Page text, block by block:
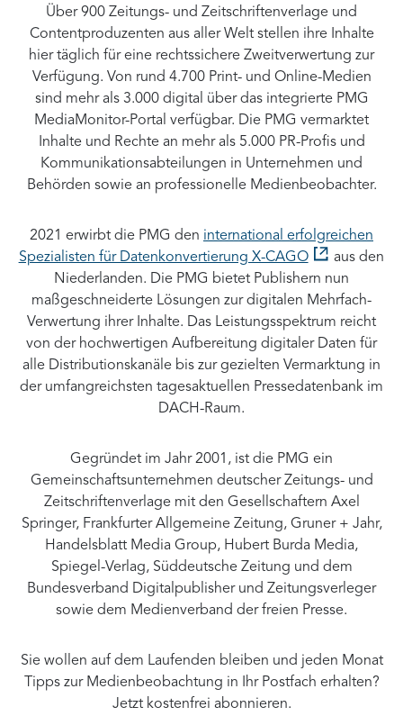
Über 900 Zeitungs- und Zeitschriftenverlage und
Contentproduzenten aus aller Welt stellen ihre Inhalte
hier täglich für eine rechtssichere Zweitverwertung zur
Verfügung. Von rund 4.700 Print- und Online-Medien
sind mehr als 3.000 digital über das integrierte PMG
MediaMonitor-Portal verfügbar. Die PMG vermarktet
Inhalte und Rechte an mehr als 5.000 PR-Profis und
Kommunikationsabteilungen in Unternehmen und
Behörden sowie an professionelle Medienbeobachter.
2021 erwirbt die PMG den international erfolgreichen
Spezialisten für Datenkonvertierung X-CAGO
aus den
Niederlanden. Die PMG bietet Publishern nun
maßgeschneiderte Lösungen zur digitalen Mehrfach-
Verwertung ihrer Inhalte. Das Leistungsspektrum reicht
von der hochwertigen Aufbereitung digitaler Daten für
alle Distributionskanäle bis zur gezielten Vermarktung in
der umfangreichsten tagesaktuellen Pressedatenbank im
DACH-Raum.
Gegründet im Jahr 2001, ist die PMG ein
Gemeinschaftsunternehmen deutscher Zeitungs- und
Zeitschriftenverlage mit den Gesellschaftern Axel
Springer, Frankfurter Allgemeine Zeitung, Gruner + Jahr,
Handelsblatt Media Group, Hubert Burda Media,
Spiegel-Verlag, Süddeutsche Zeitung und dem
Bundesverband Digitalpublisher und Zeitungsverleger
sowie dem Medienverband der freien Presse.
Sie wollen auf dem Laufenden bleiben und jeden Monat
Tipps zur Medienbeobachtung in Ihr Postfach erhalten?
Jetzt kostenfrei abonnieren.